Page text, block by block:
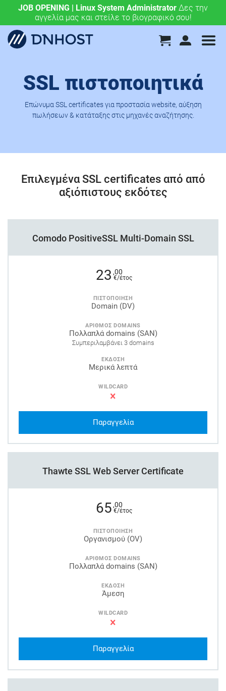
JOB OPENING | Linux System Administrator Δες την
αγγελία μας και στείλε το βιογραφικό σου!
.eu & .ευ domains μόνο 4,90 €/έτος.Χάραξε την
ευρωπαϊκή σου πορεία σήμερα!
SSL πιστοποιητικά
Eπώνυμα SSL certificates για προστασία website, αύξηση
πωλήσεων & κατάταξης στις μηχανές αναζήτησης.
Επιλεγμένα SSL certificates από από
αξιόπιστους εκδότες
Comodo PositiveSSL Multi-Domain SSL
23 ,00
€/έτος
ΠΙΣΤΟΠΟΙΗΣΗ
Domain (DV)
ΑΡΙΘΜΟΣ DOMAINS
Πολλαπλά domains (SAN)
Συμπεριλαμβάνει 3 domains
ΕΚΔΟΣΗ
Μερικά λεπτά
WILDCARD
Παραγγελία
Thawte SSL Web Server Certificate
65 ,00
€/έτος
ΠΙΣΤΟΠΟΙΗΣΗ
Οργανισμού (OV)
ΑΡΙΘΜΟΣ DOMAINS
Πολλαπλά domains (SAN)
ΕΚΔΟΣΗ
Άμεση
WILDCARD
Παραγγελία